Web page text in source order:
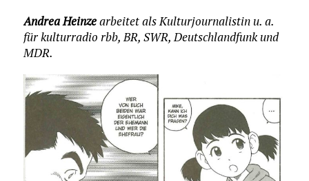
Andrea Heinzearbeitet als Kulturjournalistin u. a.
für kulturradio rbb, BR, SWR, Deutschlandfunk und
MDR.